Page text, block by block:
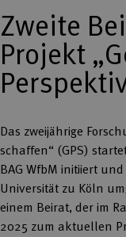
Zweite
Projekt
Das zweijährige
schaffen“ (GPS)
BAG WfbM initiiert
Universität zu Köln
einem Beirat, der im
2025 zum aktuellen